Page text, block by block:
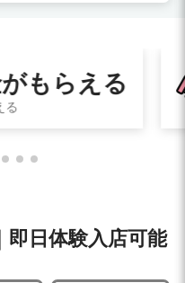
店
てお給料ももらえる
即日体験入店可能